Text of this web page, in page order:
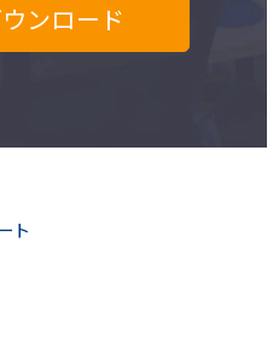
ンロード
ト